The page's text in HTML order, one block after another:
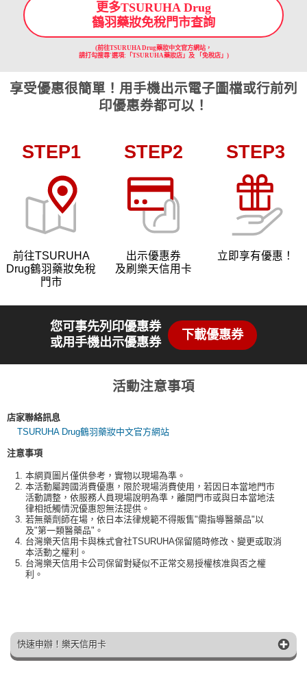
更多TSURUHA Drug
鶴羽藥妝免稅門市查詢
(前往TSURUHA Drug藥妝中文官方網站，
請打勾搜尋'選項:「TSURUHA藥妝店」及 「免稅店」)
享受優惠很簡單！用手機出示電子圖檔或行前列
印優惠券都可以！
STEP1
前往TSURUHA
Drug鶴羽藥妝免稅
門市
STEP2
出示優惠券
及刷樂天信用卡
STEP3
立即享有優惠！
您可事先列印優惠券
或用手機出示優惠券
下載優惠券
活動注意事項
店家聯絡訊息
TSURUHA Drug鶴羽藥妝中文官方網站
注意事項
本網頁圖片僅供參考，實物以現場為準。
本活動屬跨國消費優惠，限於現場消費使用，若因日本當地門市
活動調整，依服務人員現場說明為準，離開門市或與日本當地法
律相抵觸情況優惠恕無法提供。
若無藥劑師在場，依日本法律規範不得販售"需指導醫藥品"以
及"第一類醫藥品"。
台灣樂天信用卡與株式會社TSURUHA保留隨時修改、變更或取消
本活動之權利。
台灣樂天信用卡公司保留對疑似不正常交易授權核准與否之權
利。
快速申辦！樂天信用卡